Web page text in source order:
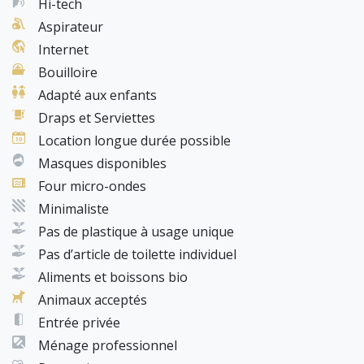
deux cas.
🐶 Si vous venez accompagné de votre animal de
compagnie nous vous demanderons 12€ TTC / animal /
jour.
Hi-tech
Aspirateur
Internet
Bouilloire
Adapté aux enfants
Draps et Serviettes
Location longue durée possible
Masques disponibles
Four micro-ondes
Minimaliste
Pas de plastique à usage unique
Pas d’article de toilette individuel
Aliments et boissons bio
Animaux acceptés
Entrée privée
Ménage professionnel